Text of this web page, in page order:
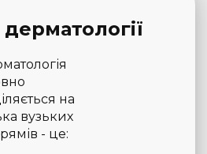
на
вузьких
- це: